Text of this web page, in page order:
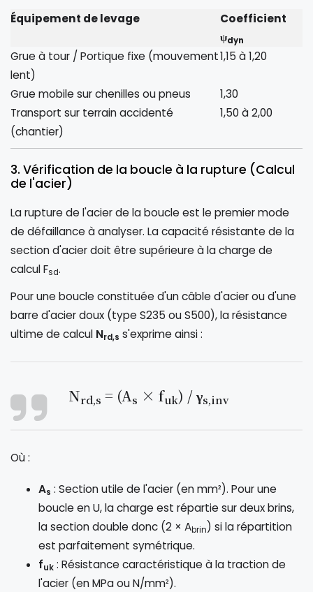
Équipement de levage
Coefficient
ψdyn
Grue à tour / Portique fixe (mouvement
lent)
1,15 à 1,20
Grue mobile sur chenilles ou pneus
1,30
Transport sur terrain accidenté
(chantier)
1,50 à 2,00
3. Vérification de la boucle à la rupture (Calcul
de l'acier)
La rupture de l'acier de la boucle est le premier mode
de défaillance à analyser. La capacité résistante de la
section d'acier doit être supérieure à la charge de
calcul Fsd.
Pour une boucle constituée d'un câble d'acier ou d'une
barre d'acier doux (type S235 ou S500), la résistance
ultime de calcul Nrd,s s'exprime ainsi :
Nrd,s = (As × fuk) / γs,inv
Où :
As : Section utile de l'acier (en mm²). Pour une
boucle en U, la charge est répartie sur deux brins,
la section double donc (2 × Abrin) si la répartition
est parfaitement symétrique.
fuk : Résistance caractéristique à la traction de
l'acier (en MPa ou N/mm²).